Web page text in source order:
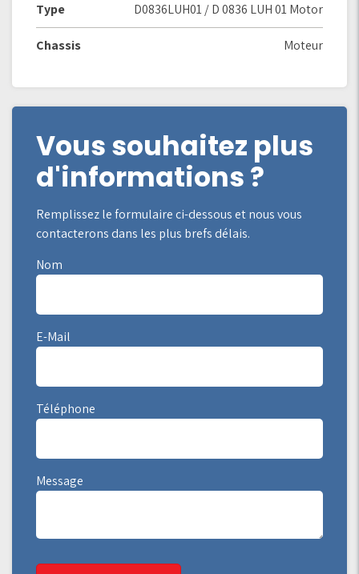
Type D0836LUH01 / D 0836 LUH 01 Motor
Chassis Moteur
Vous souhaitez plus
d'informations ?
Remplissez le formulaire ci-dessous et nous vous
contacterons dans les plus brefs délais.
Nom
E-Mail
Téléphone
Message